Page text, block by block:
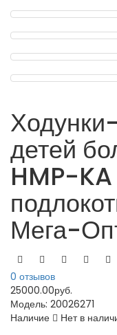
детей
HMP-
Мега-
0 отзывов
25000.00руб.
Модель: 20026271
Наличие
Нет в